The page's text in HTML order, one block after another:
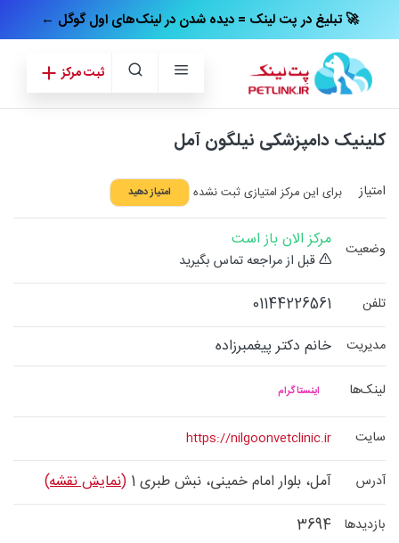
← تبلیغ در پت‌ لینک = دیده شدن در لینک‌های اول گوگل 🚀
ثبت مرکز
کلینیک دامپزشکی نیلگون آمل
امتیاز برای این مرکز امتیازی ثبت نشده امتیاز دهید
وضعیت مرکز الان باز است
قبل از مراجعه تماس بگیرید
تلفن
01144226561
مدیریت خانم دكتر پيغمبرزاده
لینک‌ها اینستاگرام
سایت https://nilgoonvetclinic.ir
آدرس آمل، بلوار امام خمینی، نبش طبری 1 (نمایش نقشه)
بازدیدها 3694